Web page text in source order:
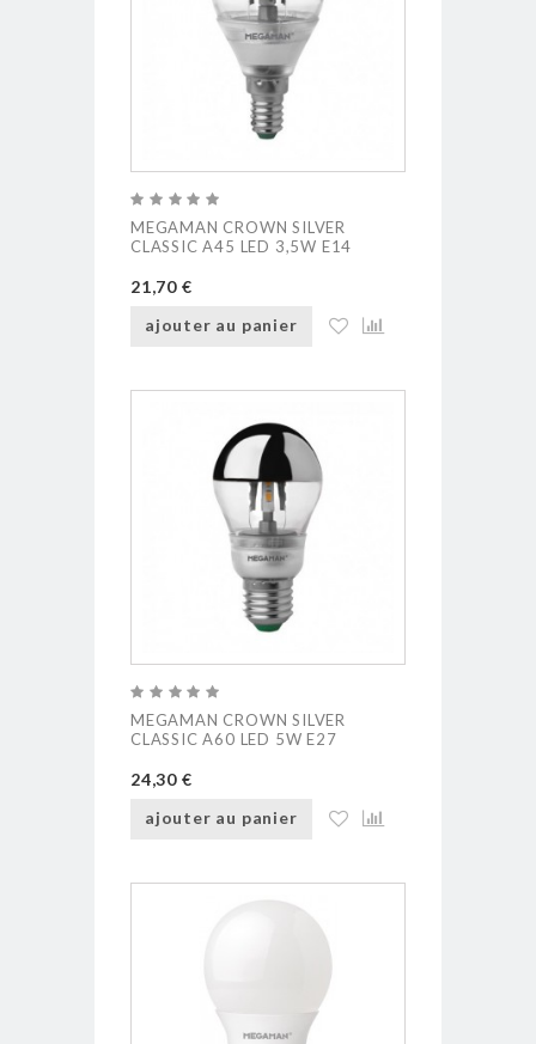
MEGAMAN CROWN SILVER
CLASSIC A45 LED 3,5W E14
21,70 €
ajouter au panier
MEGAMAN CROWN SILVER
CLASSIC A60 LED 5W E27
24,30 €
ajouter au panier